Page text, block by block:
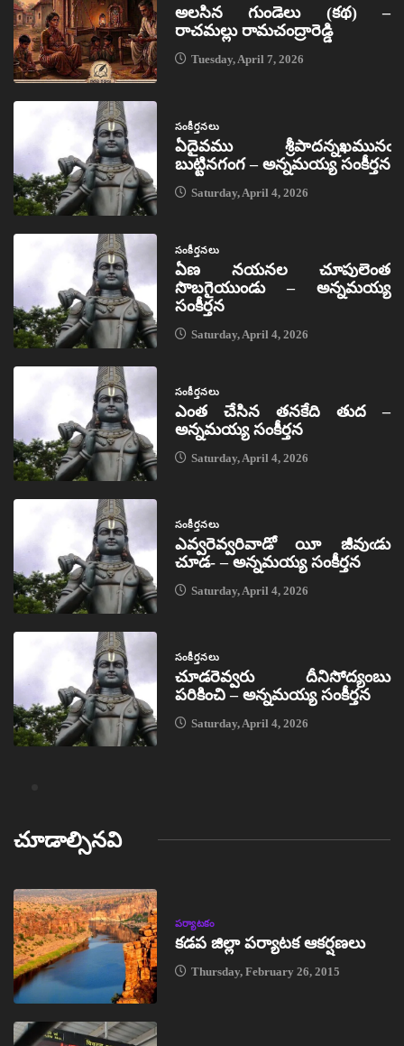
అలసిన గుండెలు (కథ) –
రాచమల్లు రామచంద్రారెడ్డి
Tuesday, April 7, 2026
సంకీర్తనలు
ఏదైవము శ్రీపాదన్నఖమునఁ
బుట్టినగంగ – అన్నమయ్య సంకీర్తన
Saturday, April 4, 2026
సంకీర్తనలు
ఏణ నయనల చూపులెంత
సొబగైయుండు – అన్నమయ్య
సంకీర్తన
Saturday, April 4, 2026
సంకీర్తనలు
ఎంత చేసిన తనకేది తుద –
అన్నమయ్య సంకీర్తన
Saturday, April 4, 2026
సంకీర్తనలు
ఎవ్వరెవ్వరివాడో యీ జీవుఁడు
చూడ- – అన్నమయ్య సంకీర్తన
Saturday, April 4, 2026
సంకీర్తనలు
చూడరెవ్వరు దీనిసోద్యంబు
పరికించి – అన్నమయ్య సంకీర్తన
Saturday, April 4, 2026
చూడాల్సినవి
పర్యాటకం
కడప జిల్లా పర్యాటక ఆకర్షణలు
Thursday, February 26, 2015